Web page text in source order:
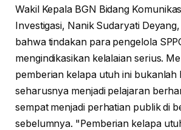
Wakil Kepala BGN Bidang
Investigasi, Nanik Sudaryati
bahwa tindakan para pengelola
mengindikasikan kelalaian serius.
pemberian kelapa utuh ini bukanlah
seharusnya menjadi pelajaran
sempat menjadi perhatian publik di
sebelumnya. "Pemberian kelapa